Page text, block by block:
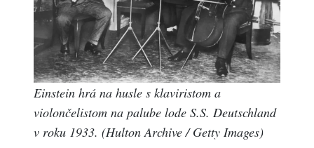
Einstein hrá na husle s klaviristom a
violončelistom na palube lode S.S. Deutschland
v roku 1933. (Hulton Archive / Getty Images)